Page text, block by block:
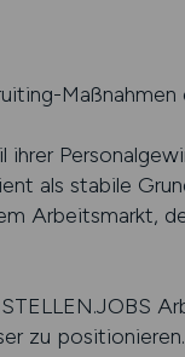
Maßnahmen
als stabile
Arbeitsmarkt,
zu